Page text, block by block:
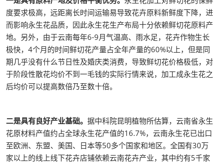
度要求极高，远距离长时间运输易导致花卉原料新鲜度下降，进
而影响永生花品质，因此永生花生产布局十分依赖鲜切花原料产
地。另外，由于云南每年6-9月气温高、雨水足，花卉作物生长
极快，4个月的时间鲜切花产量占全年产量的60%以上，但是同
期几乎没有什么节日性及婚庆类消费，导致鲜切花价格极低，对
于阶段性散花均价不到一毛钱的实际行情来说，加工成永生花之
后均价可以提高数倍乃至数十倍。
二是具有良好产业基础。 据中科院昆明植物所估算，云南省永生
花原材料产值约占全球永生花产值的16.7%，云南永生花已出口
至欧洲、东盟、美国、日本等50多个国家和地区。全国有30万
家以上的线上线下花卉店铺依赖云南花卉产业，其中约有5千家